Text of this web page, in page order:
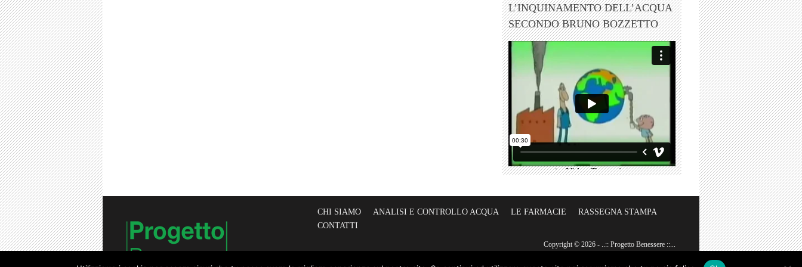
L’INQUINAMENTO DELL’ACQUA
SECONDO BRUNO BOZZETTO
CHI SIAMO ANALISI E CONTROLLO ACQUA LE FARMACIE
RASSEGNA STAMPA
CONTATTI
Copyright © 2026 - ..:: Progetto Benessere ::...